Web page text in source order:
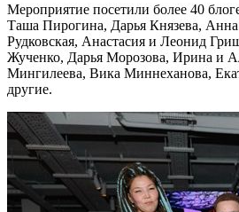
Мероприятие посетили более 40
Таша Пирогина, Дарья Князева,
Рудковская, Анастасия и Леонид
Жученко, Дарья Морозова, Ирина и
Мингилеева, Вика Миннеханова,
другие.